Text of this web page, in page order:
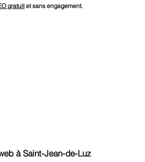
gratuitet sans engagement.
à Saint-Jean-de-Luz